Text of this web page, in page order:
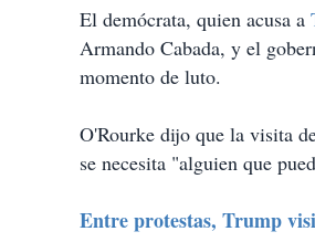
El demócrata, quien acusa a
Armando Cabada, y el
momento de luto.
O'Rourke dijo que la visita
se necesita "alguien que
Entre protestas, Trump